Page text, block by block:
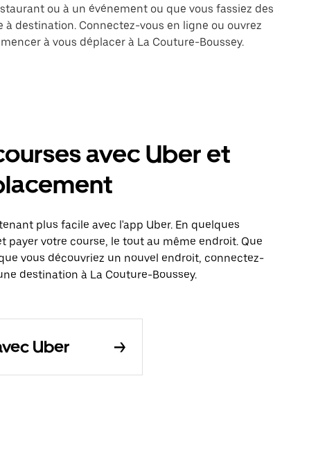
ou à un événement ou que vous fassiez des
destination. Connectez-vous en ligne ou ouvrez
à vous déplacer à La Couture-Boussey.
avec Uber et
plus facile avec l'app Uber. En quelques
payer votre course, le tout au même endroit. Que
vous découvriez un nouvel endroit, connectez-
destination à La Couture-Boussey.
Uber